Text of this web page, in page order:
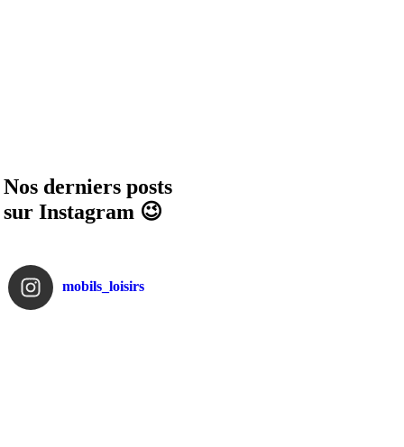
Nos derniers posts
sur Instagram 😉
mobils_loisirs